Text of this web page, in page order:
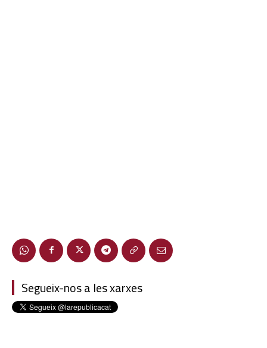
Segueix-nos a les xarxes